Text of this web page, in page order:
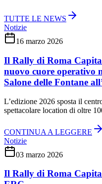
TUTTE LE NEWS
Notizie
16 marzo 2026
Il Rally di Roma
nuovo cuore operativo
Salone delle Fontane
L’edizione 2026 sposta il
spettacolare location di oltre
CONTINUA A LEGGERE
Notizie
03 marzo 2026
Il Rally di Roma